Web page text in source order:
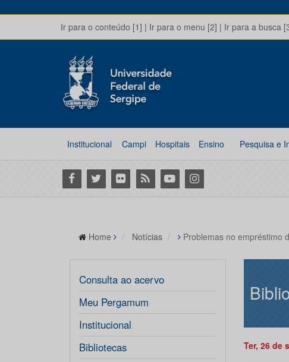
Ir para o conteúdo [1] | Ir para o menu [2] | Ir para a busca
Institucional Campi Hospitais Ensino Pesquisa e
Facebook
Twitter Flickr RSS YoutubeInstagram
Home Notícias Problemas no empréstimo
Consulta ao acervo
Meu Pergamum
Institucional
Bibliotecas
Ter, 26 de